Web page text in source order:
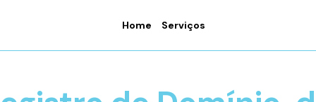
Home Serviços